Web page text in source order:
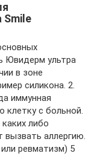
Smile
Ювидерм ультра
в зоне
силикона. 2.
иммунная
клетку с больной.
либо
аллергию.
ревматизм) 5